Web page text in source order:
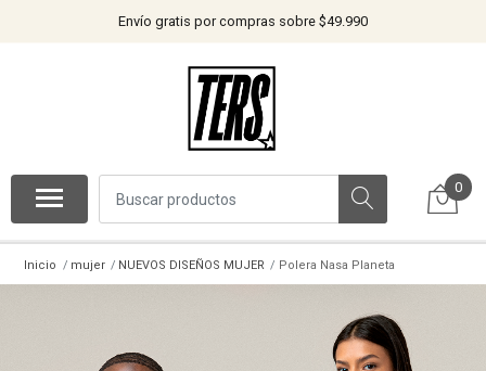
Envío gratis por compras sobre $49.990
0
Inicio mujer NUEVOS DISEÑOS MUJER Polera Nasa Planeta